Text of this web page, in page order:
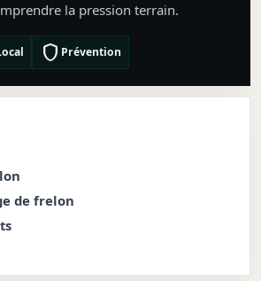
la pression terrain.
shield Prévention
de frelon